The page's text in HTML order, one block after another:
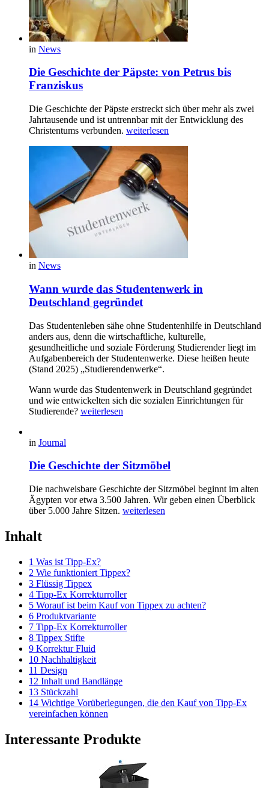
in News
Die Geschichte der Päpste: von Petrus bis
Franziskus
Die Geschichte der Päpste erstreckt sich über mehr als zwei
Jahrtausende und ist untrennbar mit der Entwicklung des
Christentums verbunden. weiterlesen
in News
Wann wurde das Studentenwerk in
Deutschland gegründet
Das Studentenleben sähe ohne Studentenhilfe in Deutschland
anders aus, denn die wirtschaftliche, kulturelle,
gesundheitliche und soziale Förderung Studierender liegt im
Aufgabenbereich der Studentenwerke. Diese heißen heute
(Stand 2025) „Studierendenwerke“.
Wann wurde das Studentenwerk in Deutschland gegründet
und wie entwickelten sich die sozialen Einrichtungen für
Studierende? weiterlesen
in Journal
Die Geschichte der Sitzmöbel
Die nachweisbare Geschichte der Sitzmöbel beginnt im alten
Ägypten vor etwa 3.500 Jahren. Wir geben einen Überblick
über 5.000 Jahre Sitzen. weiterlesen
Inhalt
1 Was ist Tipp-Ex?
2 Wie funktioniert Tippex?
3 Flüssig Tippex
4 Tipp-Ex Korrekturroller
5 Worauf ist beim Kauf von Tippex zu achten?
6 Produktvariante
7 Tipp-Ex Korrekturroller
8 Tippex Stifte
9 Korrektur Fluid
10 Nachhaltigkeit
11 Design
12 Inhalt und Bandlänge
13 Stückzahl
14 Wichtige Vorüberlegungen, die den Kauf von Tipp-Ex
vereinfachen können
Interessante Produkte